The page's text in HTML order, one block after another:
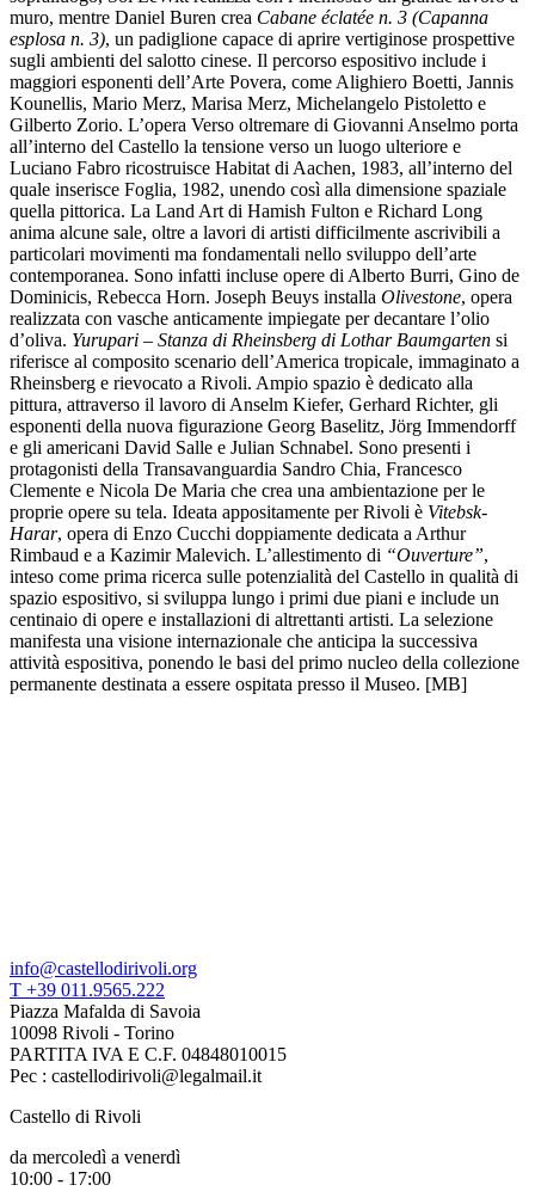
guidate
Progetto
Summer
School
Progetti
Speciali
Ricerca
Storia
Sedi
Tutte
le
sedi
Edificio
Castello
Manica
Lunga
Villa
Cerruti
Cosmo
Digitale
Visita
Biglietti
Shop
Chi
siamo
Area
Media
Organizza
il
tuo
evento
Amministrazione
trasparente
muro, mentre Daniel Buren crea Cabane éclatée n. 3 (Capanna
esplosa n. 3), un padiglione capace di aprire vertiginose prospettive
sugli ambienti del salotto cinese. Il percorso espositivo include i
maggiori esponenti dell’Arte Povera, come Alighiero Boetti, Jannis
Kounellis, Mario Merz, Marisa Merz, Michelangelo Pistoletto e
Gilberto Zorio. L’opera Verso oltremare di Giovanni Anselmo porta
all’interno del Castello la tensione verso un luogo ulteriore e
Luciano Fabro ricostruisce Habitat di Aachen, 1983, all’interno del
quale inserisce Foglia, 1982, unendo così alla dimensione spaziale
quella pittorica. La Land Art di Hamish Fulton e Richard Long
anima alcune sale, oltre a lavori di artisti difficilmente ascrivibili a
particolari movimenti ma fondamentali nello sviluppo dell’arte
contemporanea. Sono infatti incluse opere di Alberto Burri, Gino de
Dominicis, Rebecca Horn. Joseph Beuys installa Olivestone, opera
realizzata con vasche anticamente impiegate per decantare l’olio
d’oliva. Yurupari – Stanza di Rheinsberg di Lothar Baumgarten si
riferisce al composito scenario dell’America tropicale, immaginato a
Rheinsberg e rievocato a Rivoli. Ampio spazio è dedicato alla
pittura, attraverso il lavoro di Anselm Kiefer, Gerhard Richter, gli
esponenti della nuova figurazione Georg Baselitz, Jörg Immendorff
e gli americani David Salle e Julian Schnabel. Sono presenti i
protagonisti della Transavanguardia Sandro Chia, Francesco
Clemente e Nicola De Maria che crea una ambientazione per le
proprie opere su tela. Ideata appositamente per Rivoli è Vitebsk-
Harar, opera di Enzo Cucchi doppiamente dedicata a Arthur
Rimbaud e a Kazimir Malevich. L’allestimento di “Ouverture”,
inteso come prima ricerca sulle potenzialità del Castello in qualità di
spazio espositivo, si sviluppa lungo i primi due piani e include un
centinaio di opere e installazioni di altrettanti artisti. La selezione
manifesta una visione internazionale che anticipa la successiva
attività espositiva, ponendo le basi del primo nucleo della collezione
permanente destinata a essere ospitata presso il Museo. [MB]
info@castellodirivoli.org
T +39 011.9565.222
Piazza Mafalda di Savoia
10098 Rivoli - Torino
PARTITA IVA E C.F. 04848010015
Pec : castellodirivoli@legalmail.it
Castello di Rivoli
da mercoledì a venerdì
10:00 - 17:00